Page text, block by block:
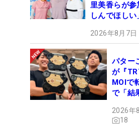
里美香らが
しんでほしい
2026年8月7
パター
が『
MOIで
で「結
2026年
18